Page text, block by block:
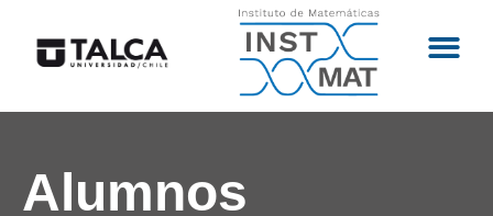
Alumnos